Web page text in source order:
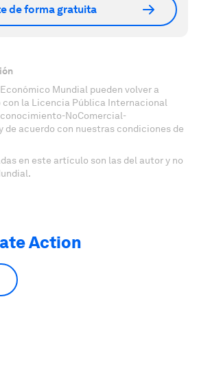
de forma gratuita
Mundial pueden volver a
con la Licencia Pública Internacional
NoComercial-
de acuerdo con nuestras condiciones de
en este artículo son las del autor y no
Action